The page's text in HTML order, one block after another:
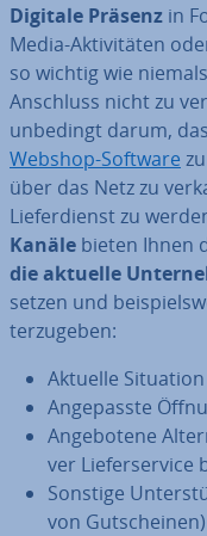
Digitale Präsenz in
Media-Ak­ti­vi­tä­ten
so wichtig wie
Anschluss nicht zu
unbedingt darum,
Webshop-Software
über das Netz zu
Lie­fer­dienst zu
Kanäle bieten Ihnen
die aktuelle
setzen und
ter­zu­ge­ben:
Aktuelle
An­ge­pass­te
An­ge­bo­te­ne
ver Lie­fer­ser­vice
Sonstige
von Gut­schei­nen)